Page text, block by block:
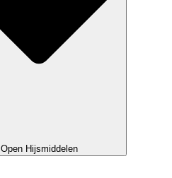
Open Hijsmiddelen